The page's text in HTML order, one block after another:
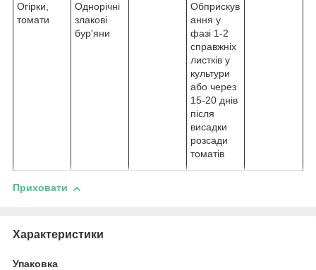
Огірки,
томати
Однорічні
злакові
бур'яни
Обприскув
ання у
фазі 1-2
справжніх
листків у
культури
або через
15-20 днів
після
висадки
розсади
томатів
Приховати
Характеристики
Упаковка